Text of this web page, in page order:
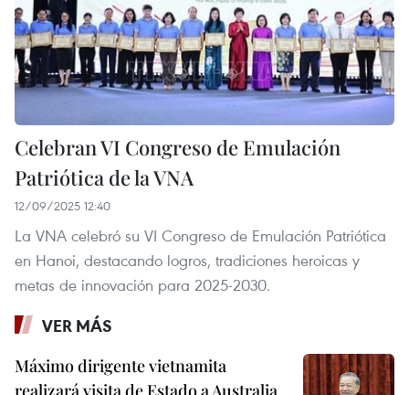
Celebran VI Congreso de Emulación
Patriótica de la VNA
12/09/2025 12:40
La VNA celebró su VI Congreso de Emulación Patriótica
en Hanoi, destacando logros, tradiciones heroicas y
metas de innovación para 2025-2030.
VER MÁS
Máximo dirigente vietnamita
realizará visita de Estado a Australia